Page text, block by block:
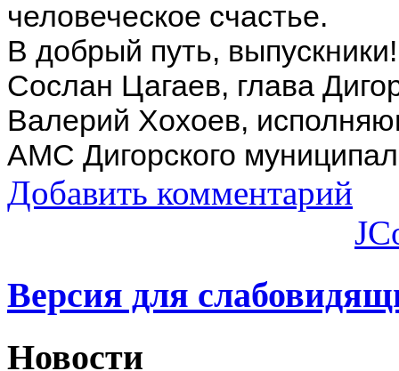
человеческое счастье.
В добрый путь,
Сослан Цагаев, глава
Валерий Хохоев,
АМС Дигорского
Добавить комментарий
Версия для
Новости